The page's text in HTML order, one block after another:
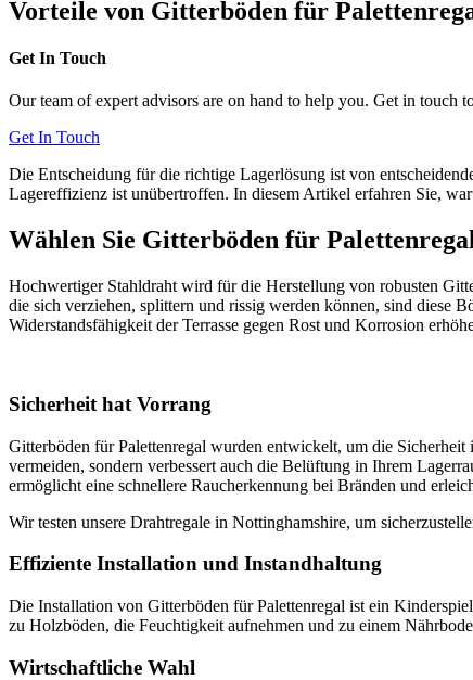
Vorteile von Gitterböden für
Get In Touch
Our team of expert advisors are on hand to help you. Get in touch
Get In Touch
Die Entscheidung für die richtige Lagerlösung ist von
Lagereffizienz ist unübertroffen. In diesem Artikel erfahren Sie,
Wählen Sie Gitterböden für
Hochwertiger Stahldraht wird für die Herstellung von robusten
die sich verziehen, splittern und rissig werden können, sind diese
Widerstandsfähigkeit der Terrasse gegen Rost und Korrosion
Sicherheit hat Vorrang
Gitterböden für Palettenregal wurden entwickelt, um die
vermeiden, sondern verbessert auch die Belüftung in Ihrem
ermöglicht eine schnellere Raucherkennung bei Bränden und
Wir testen unsere Drahtregale in Nottinghamshire, um
Effiziente Installation und Instandhaltung
Die Installation von Gitterböden für Palettenregal ist ein
zu Holzböden, die Feuchtigkeit aufnehmen und zu einem
Wirtschaftliche Wahl